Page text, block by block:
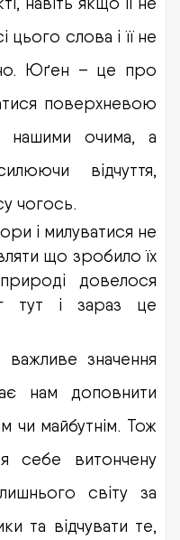
цього слова і її не
Юґен – це про
поверхневою
нашими очима, а
відчуття,
чогось.
і милуватися не
що зробило їх
довелося
тут і зараз це
значення
нам доповнити
чи майбутнім. Тож
себе витончену
світу за
та відчувати те,